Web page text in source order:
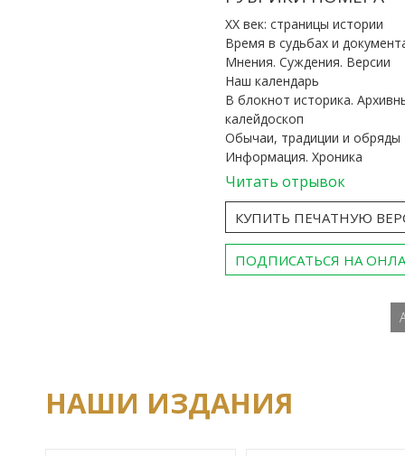
ХХ век: страницы истории
Время в судьбах и
Мнения. Суждения. Версии
Наш календарь
В блокнот историка.
калейдоскоп
Обычаи, традиции и обряды
Информация. Хроника
Читать отрывок
КУПИТЬ ПЕЧАТНУЮ
ПОДПИСАТЬСЯ НА
НАШИ ИЗДАНИЯ